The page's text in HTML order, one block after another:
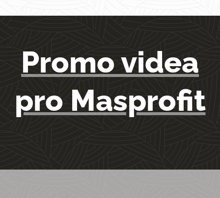
Promo videa
pro Masprofit